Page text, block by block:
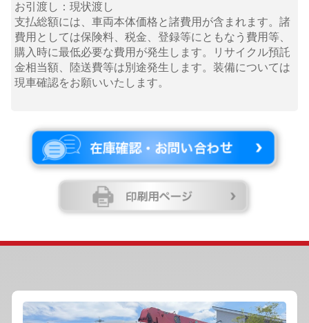
お引渡し：現状渡し
支払総額には、車両本体価格と諸費用が含まれます。諸
費用としては保険料、税金、登録等にともなう費用等、
購入時に最低必要な費用が発生します。リサイクル預託
金相当額、陸送費等は別途発生します。装備については
現車確認をお願いいたします。